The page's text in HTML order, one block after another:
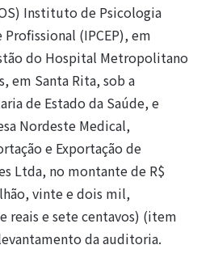
Instituto de Psicologia
(IPCEP), em
do Hospital Metropolitano
em Santa Rita, sob a
de Estado da Saúde, e
Nordeste Medical,
e Exportação de
Ltda, no montante de R$
vinte e dois mil,
reais e sete centavos) (item
da auditoria.